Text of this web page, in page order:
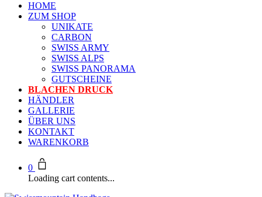
HOME
ZUM SHOP
UNIKATE
CARBON
SWISS ARMY
SWISS ALPS
SWISS PANORAMA
GUTSCHEINE
BLACHEN DRUCK
HÄNDLER
GALLERIE
ÜBER UNS
KONTAKT
WARENKORB
0
Loading cart contents...